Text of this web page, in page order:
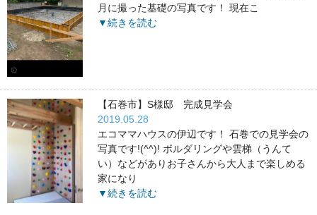
月に撮った基礎の写真です！ 現在こ
▼続きを読む
【石巻市】S様邸 完成見学会
2019.05.28
エコママハウスの伊辺です！ 石巻での見学会の
写真です!(^^)! ボルダリングや雲梯（うんて
い）などがありお子さんから大人まで楽しめる
家になり
▼続きを読む